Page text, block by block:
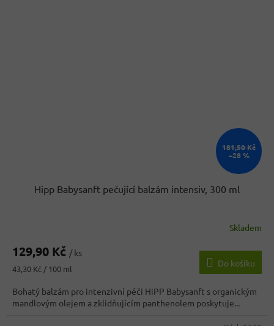
181,50 Kč
–28 %
Hipp Babysanft pečující balzám intensiv, 300 ml
produktu
4,3
z
5
hvězdiček.
Skladem
129,90 Kč / ks
Měrná
43,30 Kč / 100 ml
Do košíku
Bohatý balzám pro intenzivní péči HiPP Babysanft s organickým
mandlovým olejem a zklidňujícím panthenolem poskytuje...